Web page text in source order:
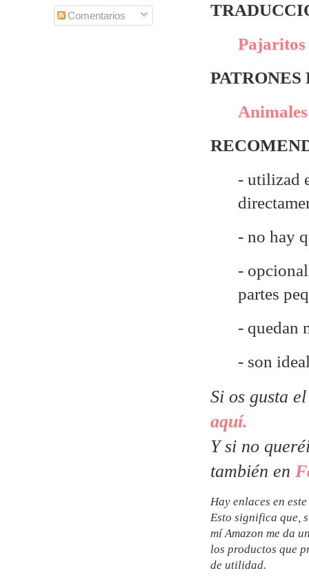
- utilizad
- no hay
-
partes
- quedan
- son
Si os gusta
aquí.
Y si no
también en
Hay enlaces en
Esto significa que,
mí Amazon me da
los productos que
de utilidad.
Comentarios